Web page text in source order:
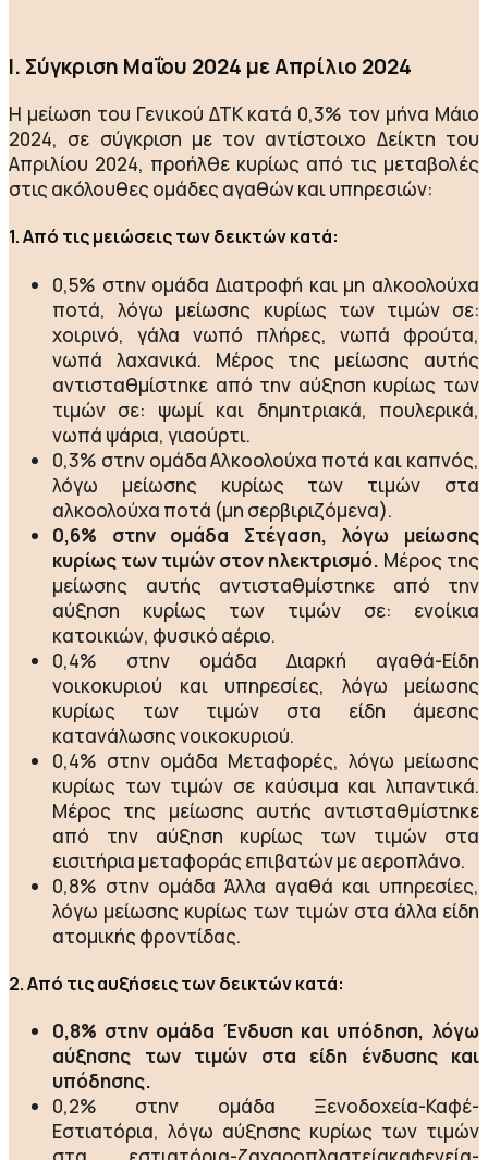
I. Σύγκριση Μαΐου 2024 με Απρίλιο 2024
Η μείωση του Γενικού ΔΤΚ κατά 0,3% τον μήνα Μάιο
2024, σε σύγκριση με τον αντίστοιχο Δείκτη του
Απριλίου 2024, προήλθε κυρίως από τις μεταβολές
στις ακόλουθες ομάδες αγαθών και υπηρεσιών:
1. Από τις μειώσεις των δεικτών κατά:
0,5% στην ομάδα Διατροφή και μη αλκοολούχα
ποτά, λόγω μείωσης κυρίως των τιμών σε:
χοιρινό, γάλα νωπό πλήρες, νωπά φρούτα,
νωπά λαχανικά. Μέρος της μείωσης αυτής
αντισταθμίστηκε από την αύξηση κυρίως των
τιμών σε: ψωμί και δημητριακά, πουλερικά,
νωπά ψάρια, γιαούρτι.
0,3% στην ομάδα Αλκοολούχα ποτά και καπνός,
λόγω μείωσης κυρίως των τιμών στα
αλκοολούχα ποτά (μη σερβιριζόμενα).
0,6% στην ομάδα Στέγαση, λόγω μείωσης
κυρίως των τιμών στον ηλεκτρισμό. Μέρος της
μείωσης αυτής αντισταθμίστηκε από την
αύξηση κυρίως των τιμών σε: ενοίκια
κατοικιών, φυσικό αέριο.
0,4% στην ομάδα Διαρκή αγαθά-Είδη
νοικοκυριού και υπηρεσίες, λόγω μείωσης
κυρίως των τιμών στα είδη άμεσης
κατανάλωσης νοικοκυριού.
0,4% στην ομάδα Μεταφορές, λόγω μείωσης
κυρίως των τιμών σε καύσιμα και λιπαντικά.
Μέρος της μείωσης αυτής αντισταθμίστηκε
από την αύξηση κυρίως των τιμών στα
εισιτήρια μεταφοράς επιβατών με αεροπλάνο.
0,8% στην ομάδα Άλλα αγαθά και υπηρεσίες,
λόγω μείωσης κυρίως των τιμών στα άλλα είδη
ατομικής φροντίδας.
2. Από τις αυξήσεις των δεικτών κατά:
0,8% στην ομάδα Ένδυση και υπόδηση, λόγω
αύξησης των τιμών στα είδη ένδυσης και
υπόδησης.
0,2% στην ομάδα Ξενοδοχεία-Καφέ-
Εστιατόρια, λόγω αύξησης κυρίως των τιμών